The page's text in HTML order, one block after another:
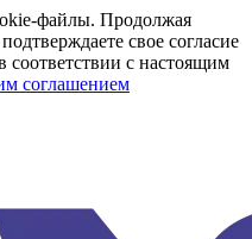
файлы. Продолжая
свое согласие
соответствии с настоящим
соглашением